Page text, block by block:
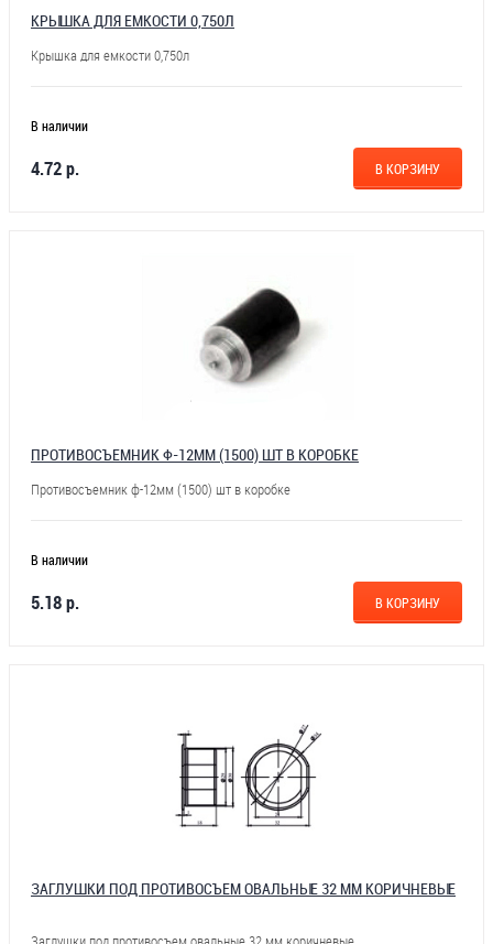
КРЫШКА ДЛЯ ЕМКОСТИ 0,750Л
Крышка для емкости 0,750л
В наличии
4.72 р. В КОРЗИНУ
ПРОТИВОСЪЕМНИК Ф-12ММ (1500) ШТ В КОРОБКЕ
Противосъемник ф-12мм (1500) шт в коробке
В наличии
5.18 р. В КОРЗИНУ
ЗАГЛУШКИ ПОД ПРОТИВОСЪЕМ ОВАЛЬНЫЕ 32 ММ КОРИЧНЕВЫЕ